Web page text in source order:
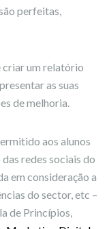
perfeitas,
criar um relatório
as suas
de melhoria.
aos alunos
redes sociais do
em consideração a
do sector, etc –
de Princípios,